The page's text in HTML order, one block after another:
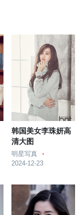
韩国美女李珠妍高
清大图
明星写真
2024-12-23